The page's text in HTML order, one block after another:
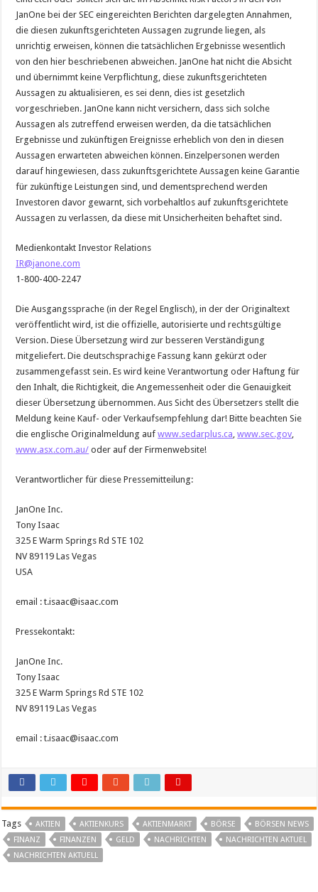
JanOne bei der SEC eingereichten Berichten dargelegten Annahmen,
die diesen zukunftsgerichteten Aussagen zugrunde liegen, als
unrichtig erweisen, können die tatsächlichen Ergebnisse wesentlich
von den hier beschriebenen abweichen. JanOne hat nicht die Absicht
und übernimmt keine Verpflichtung, diese zukunftsgerichteten
Aussagen zu aktualisieren, es sei denn, dies ist gesetzlich
vorgeschrieben. JanOne kann nicht versichern, dass sich solche
Aussagen als zutreffend erweisen werden, da die tatsächlichen
Ergebnisse und zukünftigen Ereignisse erheblich von den in diesen
Aussagen erwarteten abweichen können. Einzelpersonen werden
darauf hingewiesen, dass zukunftsgerichtete Aussagen keine Garantie
für zukünftige Leistungen sind, und dementsprechend werden
Investoren davor gewarnt, sich vorbehaltlos auf zukunftsgerichtete
Aussagen zu verlassen, da diese mit Unsicherheiten behaftet sind.
Medienkontakt Investor Relations
IR@janone.com
1-800-400-2247
Die Ausgangssprache (in der Regel Englisch), in der der Originaltext
veröffentlicht wird, ist die offizielle, autorisierte und rechtsgültige
Version. Diese Übersetzung wird zur besseren Verständigung
mitgeliefert. Die deutschsprachige Fassung kann gekürzt oder
zusammengefasst sein. Es wird keine Verantwortung oder Haftung für
den Inhalt, die Richtigkeit, die Angemessenheit oder die Genauigkeit
dieser Übersetzung übernommen. Aus Sicht des Übersetzers stellt die
Meldung keine Kauf- oder Verkaufsempfehlung dar! Bitte beachten Sie
die englische Originalmeldung aufwww.sedarplus.ca ,www.sec.gov
www.asx.com.au/ oder auf der Firmenwebsite!
Verantwortlicher für diese Pressemitteilung:
JanOne Inc.
Tony Isaac
325 E Warm Springs Rd STE 102
NV 89119 Las Vegas
USA
email : t.isaac@isaac.com
Pressekontakt:
JanOne Inc.
Tony Isaac
325 E Warm Springs Rd STE 102
NV 89119 Las Vegas
email : t.isaac@isaac.com
Tags AKTIEN AKTIENKURS AKTIENMARKT BÖRSE
BÖRSEN NEWS
FINANZ
FINANZEN GELD NACHRICHTEN
NACHRICHTEN AKTUEL
NACHRICHTEN AKTUELL